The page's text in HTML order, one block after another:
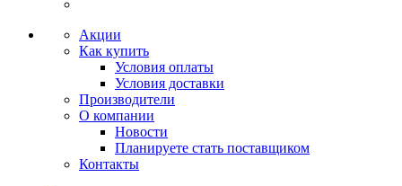
Акции
Как купить
Условия оплаты
Условия доставки
Производители
О компании
Новости
Планируете стать поставщиком
Контакты